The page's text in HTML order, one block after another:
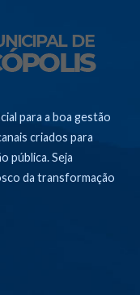
para a boa gestão
criados para
pública. Seja
da transformação